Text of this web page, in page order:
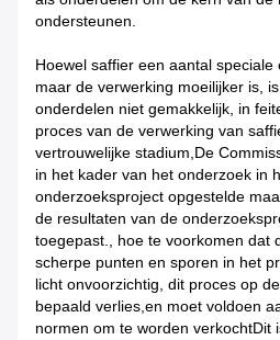
ondersteunen.
Hoewel saffier een aantal speciale
maar de verwerking moeilijker is,
onderdelen niet gemakkelijk, in
proces van de verwerking van
vertrouwelijke stadium,De
in het kader van het onderzoek in
onderzoeksproject opgestelde
de resultaten van de
toegepast., hoe te voorkomen dat
scherpe punten en sporen in het
licht onvoorzichtig, dit proces op
bepaald verlies,en moet voldoen
normen om te worden verkochtDit